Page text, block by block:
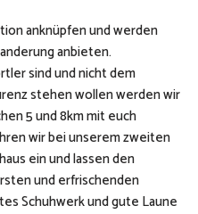
anknüpfen und werden
anbieten.
sind und nicht dem
stehen wollen werden wir
5 und 8km mit euch
wir bei unserem zweiten
ein und lassen den
und erfrischenden
Schuhwerk und gute Laune